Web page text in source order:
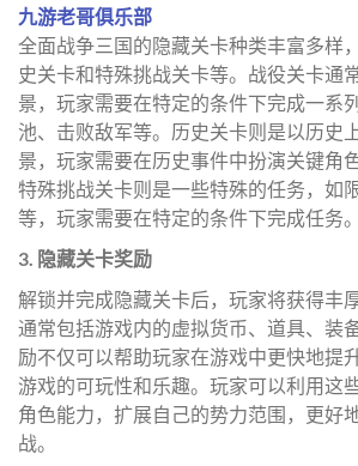
九游老哥俱乐部
全面战争三国的隐藏关卡种类丰富多样
史关卡和特殊挑战关卡等。战役关卡通
景，玩家需要在特定的条件下完成一系
池、击败敌军等。历史关卡则是以历史
景，玩家需要在历史事件中扮演关键角
特殊挑战关卡则是一些特殊的任务，如
等，玩家需要在特定的条件下完成任务。
3. 隐藏关卡奖励
解锁并完成隐藏关卡后，玩家将获得丰
通常包括游戏内的虚拟货币、道具、装
励不仅可以帮助玩家在游戏中更快地提
游戏的可玩性和乐趣。玩家可以利用这
角色能力，扩展自己的势力范围，更好
战。